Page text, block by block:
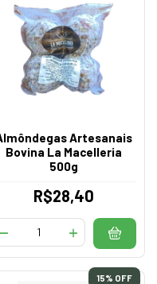
Artesanais
Bovina La Macelleria
500g
R$28,40
15% OFF